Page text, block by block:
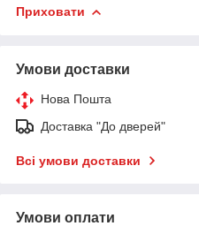
Приховати
Умови доставки
Нова Пошта
Доставка "До дверей"
Всі умови доставки
Умови оплати